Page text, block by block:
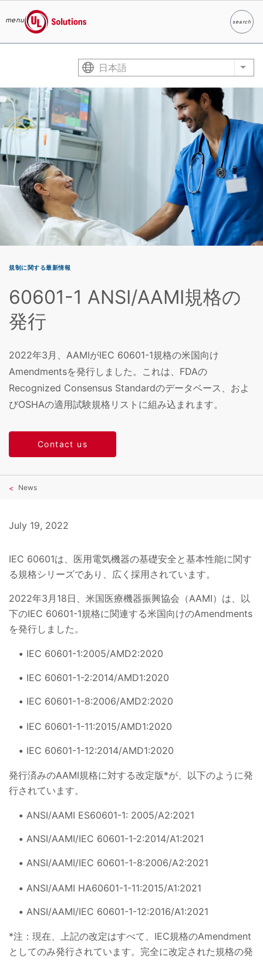
menu
UL Solutions
search
検索
日本語 List
規制に関する最新情報
60601-1 ANSI/AAMI規格の
発行
2022年3月、AAMIがIEC 60601-1規格の米国向け
Amendmentsを発行しました。これは、FDAの
Recognized Consensus Standardのデータベース、およ
びOSHAの適用試験規格リストに組み込まれます。
Contact us
News
July 19, 2022
IEC 60601は、医用電気機器の基礎安全と基本性能に関す
る規格シリーズであり、広く採用されています。
2022年3月18日、米国医療機器振興協会（AAMI）は、以
下のIEC 60601-1規格に関連する米国向けのAmendments
を発行しました。
IEC 60601-1:2005/AMD2:2020
IEC 60601-1-2:2014/AMD1:2020
IEC 60601-1-8:2006/AMD2:2020
IEC 60601-1-11:2015/AMD1:2020
IEC 60601-1-12:2014/AMD1:2020
発行済みのAAMI規格に対する改定版*が、以下のように発
行されています。
ANSI/AAMI ES60601-1: 2005/A2:2021
ANSI/AAMI/IEC 60601-1-2:2014/A1:2021
ANSI/AAMI/IEC 60601-1-8:2006/A2:2021
ANSI/AAMI HA60601-1-11:2015/A1:2021
ANSI/AAMI/IEC 60601-1-12:2016/A1:2021
*注：現在、上記の改定はすべて、IEC規格のAmendment
としてのみ発行されています。完全に改定された規格の発